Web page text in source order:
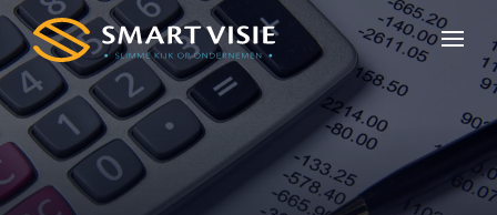
Home
Eerste hulp bij
Diensten